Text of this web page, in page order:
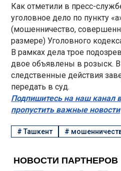
Как отметили в пресс-
уголовное дело по пункту
(мошенничество,
размере) Уголовного
В рамках дела трое
двое объявлены в розыск.
следственные действия
передать в суд.
Подпишитесь на наш канал
пропустить важные новости
#Ташкент #